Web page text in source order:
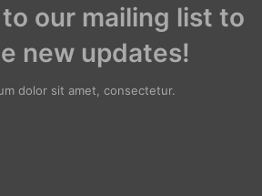
our mailing list to
new updates!
dolor sit amet, consectetur.